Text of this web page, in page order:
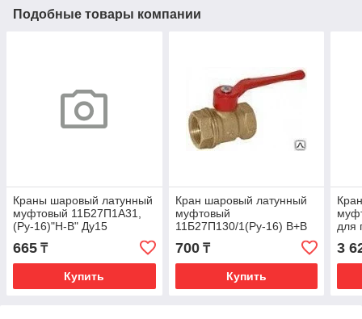
Подобные товары компании
Краны шаровый латунный
муфтовый 11Б27П1А31,
(Ру-16)"H-B" Ду15
665 ₸
Купить
Кран шаровый латунный
муфтовый
11Б27П130/1(Ру-16) В+В
700₸
Купить
для
3